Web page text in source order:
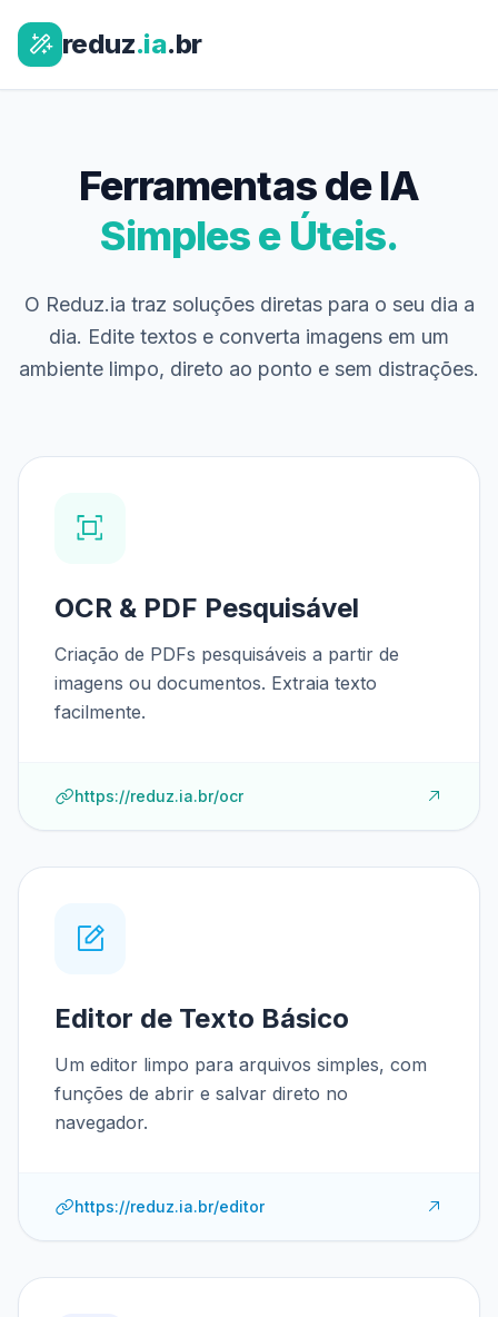
reduz.ia.br
Ferramentas de IA
Simples e Úteis.
O Reduz.ia traz soluções diretas para o seu dia a
dia. Edite textos e converta imagens em um
ambiente limpo, direto ao ponto e sem distrações.
OCR & PDF Pesquisável
Criação de PDFs pesquisáveis a partir de
imagens ou documentos. Extraia texto
facilmente.
https://reduz.ia.br/ocr
Editor de Texto Básico
Um editor limpo para arquivos simples, com
funções de abrir e salvar direto no
navegador.
https://reduz.ia.br/editor